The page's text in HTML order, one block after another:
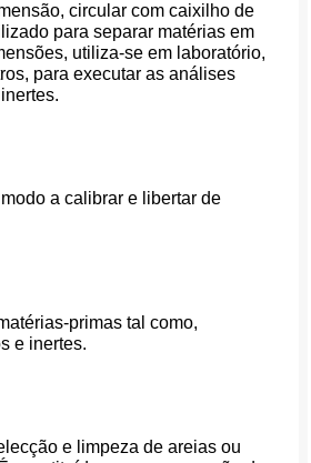
circular com caixilho de
para separar matérias em
utiliza­-se em laboratório,
para executar as análises
a calibrar e libertar de
primas tal como,
e inertes.
e limpeza de areias ou